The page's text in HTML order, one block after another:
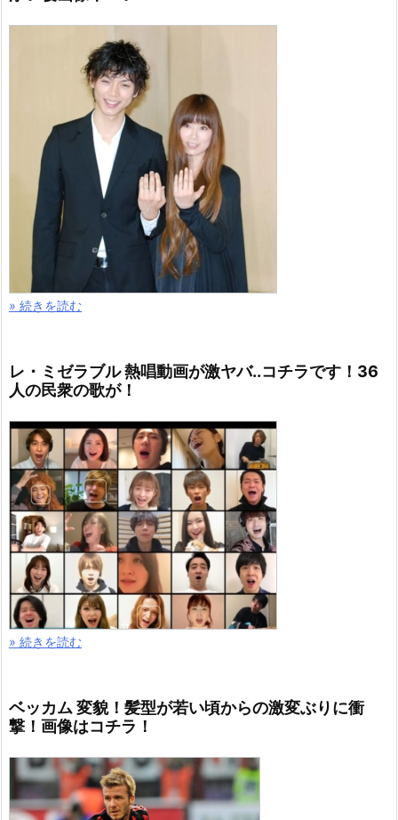
» 続きを読む
レ・ミゼラブル 熱唱動画が激ヤバ..コチラです！36
人の民衆の歌が！
» 続きを読む
ベッカム 変貌！髪型が若い頃からの激変ぶりに衝
撃！画像はコチラ！